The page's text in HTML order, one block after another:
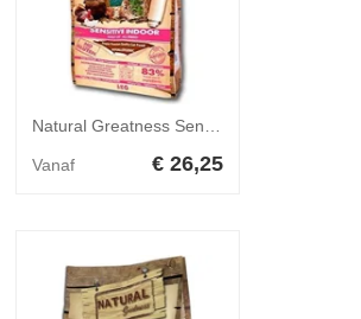
Vanaf € 26,25